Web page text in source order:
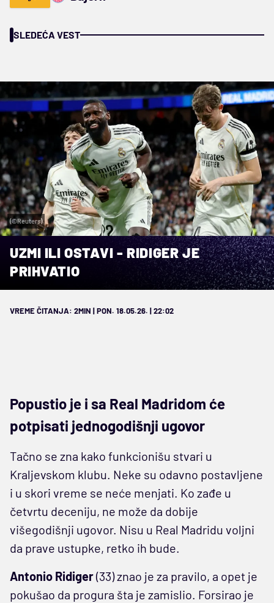
SLEDEĆA VEST
(©Reuters)
UZMI ILI OSTAVI - RIDIGER JE
PRIHVATIO
VREME ČITANJA: 2MIN | PON. 18.05.26. | 22:02
Popustio je i sa Real Madridom će
potpisati jednogodišnji ugovor
Tačno se zna kako funkcionišu stvari u
Kraljevskom klubu. Neke su odavno postavljene
i u skori vreme se neće menjati. Ko zađe u
četvrtu deceniju, ne može da dobije
višegodišnji ugovor. Nisu u Real Madridu voljni
da prave ustupke, retko ih bude.
Antonio Ridiger(33) znao je za pravilo, a opet je
pokušao da progura šta je zamislio. Forsirao je